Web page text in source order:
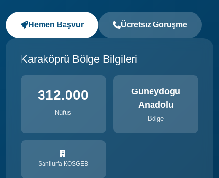
Hemen Başvur Ücretsiz Görüşme
Karaköprü Bölge Bilgileri
312.000
Nüfus
Guneydogu
Anadolu
Bölge
Sanliurfa KOSGEB